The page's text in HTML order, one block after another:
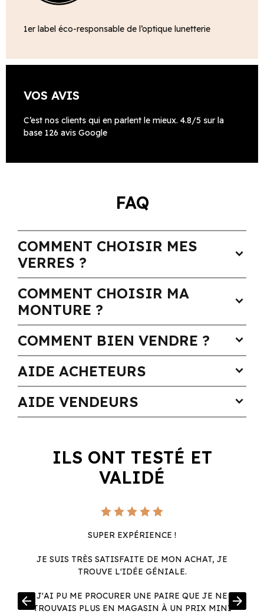
1er label éco-responsable de l’optique lunetterie
VOS AVIS
C’est nos clients qui en parlent le mieux. 4.8/5 sur la
base 126 avis Google
FAQ
COMMENT CHOISIR MES
VERRES ?
expand_more
COMMENT CHOISIR MA
MONTURE ?
expand_more
COMMENT BIEN VENDRE ? expand_more
AIDE ACHETEURS expand_more
AIDE VENDEURS expand_more
ILS ONT TESTÉ ET
VALIDÉ
SUPER EXPÉRIENCE !
JE SUIS TRÈS SATISFAITE DE MON ACHAT, JE
TROUVE L'IDÉE GÉNIALE.
J'AI PU ME PROCURER UNE PAIRE QUE JE NE
TROUVAIS PLUS EN MAGASIN À UN PRIX MINI
arrow_back arrow_forward